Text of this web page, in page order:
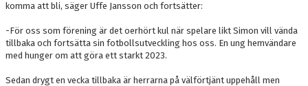
komma att bli, säger Uffe Jansson och fortsätter:
-För oss som förening är det oerhört kul när spelare likt Simon vill vända
tillbaka och fortsätta sin fotbollsutveckling hos oss. En ung hemvändare
med hunger om att göra ett starkt 2023.
Sedan drygt en vecka tillbaka är herrarna på välförtjänt uppehåll men